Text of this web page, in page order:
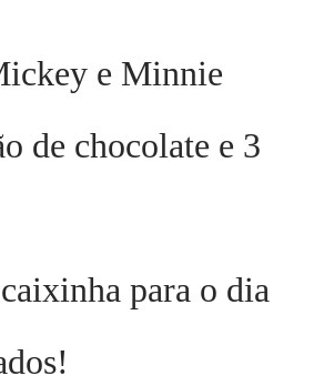
e Minnie
de chocolate e 3
para o dia